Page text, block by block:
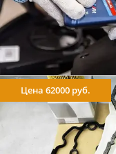
Цена 62000 руб.